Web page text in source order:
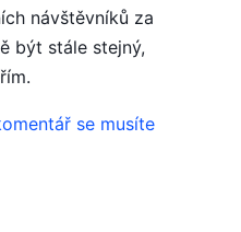
návštěvníků za
být stále stejný,
se musíte